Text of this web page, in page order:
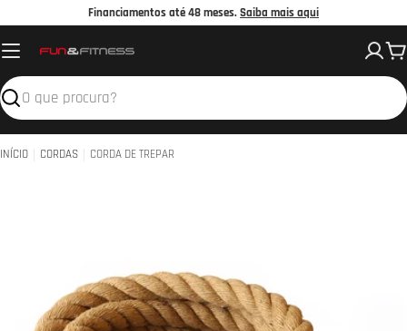
o
conteúdo
Financiamentos até 48 meses.Saiba mais aqui
Pesquisar
INÍCIO CORDAS CORDA DE TREPAR